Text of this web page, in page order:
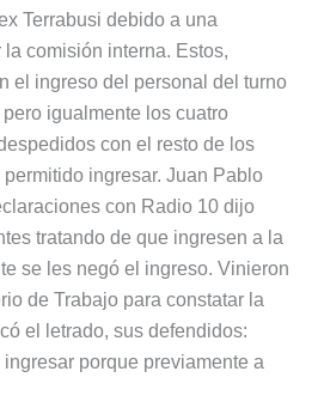
Terrabusi debido a una
comisión interna. Estos,
el ingreso del personal del turno
igualmente los cuatro
con el resto de los
ingresar. Juan Pablo
con Radio 10 dijo
tratando de que ingresen a la
se les negó el ingreso. Vinieron
de Trabajo para constatar la
el letrado, sus defendidos:
porque previamente a